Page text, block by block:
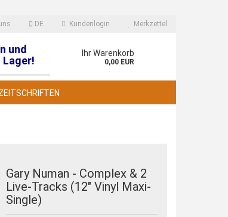
DE Kundenlogin Merkzettel
und
Lager!
Ihr Warenkorb
0,00 EUR
Gary Numan - Complex & 2
Live-Tracks (12" Vinyl Maxi-
Single)